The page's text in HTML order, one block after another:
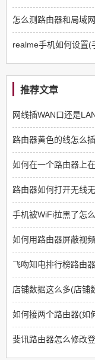
怎么测路由器和局域
realme手机如何设置(
推荐文章
网线插WAN口还是
路由器黄色的线怎么
如何在一个路由器上
路由器如何打开无线
手机被WiFi拉黑了怎
飞吻知电排行榜路由
店铺数据这么多(店铺
如何接两个路由器(如
斐讯路由器怎么修改